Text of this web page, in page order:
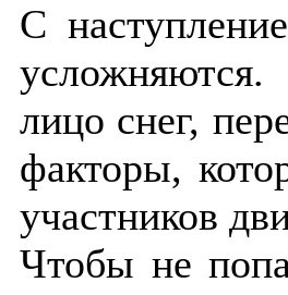
С
лицо снег,
факторы,
участников
Чтобы не